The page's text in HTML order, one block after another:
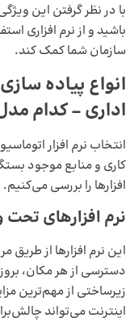
با در نظر گرفتن این
باشید و از نرم‌ افزاری
سازمان شما کمک کند.
انواع پیاده
اداری – کدام
انتخاب نرم‌ افزار
کاری و منابع موجود
افزارها را بررسی می‌کنیم.
نرم‌ افزارهای
این نرم‌ افزارها از
دسترسی از هر مکان،
زیرساختی از مهم‌ترین
اینترنت می‌تواند